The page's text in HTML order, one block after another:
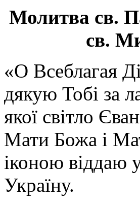
Молитва св.
св.
«О Всеблагая
дякую Тобі за
якої світло
Мати Божа і
іконою віддаю
Україну.